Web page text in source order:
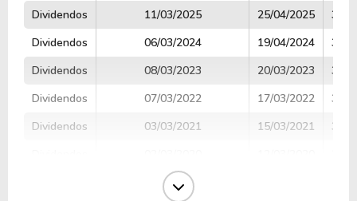
Dividendos
11/03/2025 25/04/2025
Dividendos
06/03/2024 19/04/2024
Dividendos
08/03/2023 20/03/2023
Dividendos
07/03/2022 17/03/2022
Dividendos
03/03/2021 15/03/2021
01/03/2019